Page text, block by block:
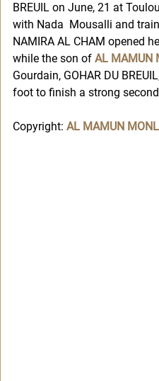
BREUIL on June, 21 at
with Nada  Mousalli and
NAMIRA AL CHAM opened
while the son of AL MAMUN
Gourdain, GOHAR DU
foot to finish a strong
Copyright: AL MAMUN